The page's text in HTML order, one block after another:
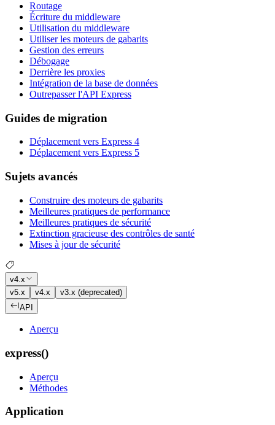
Routage
Écriture du middleware
Utilisation du middleware
Utiliser les moteurs de gabarits
Gestion des erreurs
Débogage
Derrière les proxies
Intégration de la base de données
Outrepasser l'API Express
Guides de migration
Déplacement vers Express 4
Déplacement vers Express 5
Sujets avancés
Construire des moteurs de gabarits
Meilleures pratiques de performance
Meilleures pratiques de sécurité
Extinction gracieuse des contrôles de santé
Mises à jour de sécurité
v4.x
v5.x
v4.x
v3.x (deprecated)
API
Aperçu
express()
Aperçu
Méthodes
Application